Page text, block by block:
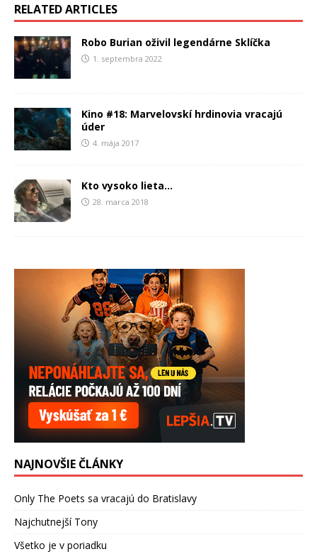
RELATED ARTICLES
Robo Burian oživil legendárne Sklíčka
1. septembra 2022
Kino #18: Marvelovskí hrdinovia vracajú
úder
4. mája 2017
Kto vysoko lieta…
28. marca 2018
NAJNOVŠIE ČLÁNKY
Only The Poets sa vracajú do Bratislavy
Najchutnejší Tony
Všetko je v poriadku